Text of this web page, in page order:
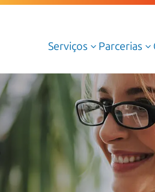
Serviços 3
Serviços Gerenciados de
Serviços Profissionais de
Cloud AWS
Cloud Azure
Cloud Oracle
Parcerias 3